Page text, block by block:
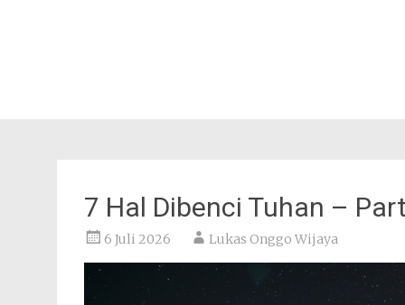
7 Hal Dibenci Tuhan –
6 Juli 2026 Lukas Onggo Wijaya